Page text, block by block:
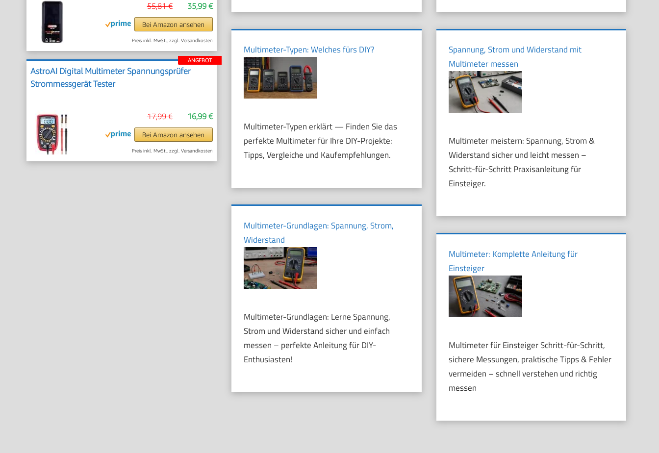
35,99 €
55,81 €
Bei Amazon ansehen
Preis inkl. MwSt., zzgl. Versandkosten
ANGEBOT
AstroAI Digital Multimeter Spannungsprüfer
Strommessgerät Tester
16,99 €
17,99 €
Bei Amazon ansehen
Preis inkl. MwSt., zzgl. Versandkosten
Multimeter-Typen: Welches fürs DIY?
Multimeter-Typen erklärt — Finden Sie das
perfekte Multimeter für Ihre DIY-Projekte:
Tipps, Vergleiche und Kaufempfehlungen.
Multimeter-Grundlagen: Spannung, Strom,
Widerstand
Multimeter-Grundlagen: Lerne Spannung,
Strom und Widerstand sicher und einfach
messen – perfekte Anleitung für DIY-
Enthusiasten!
Spannung, Strom und Widerstand mit
Multimeter messen
Multimeter meistern: Spannung, Strom &
Widerstand sicher und leicht messen –
Schritt-für-Schritt Praxisanleitung für
Einsteiger.
Multimeter: Komplette Anleitung für
Einsteiger
Multimeter für Einsteiger Schritt-für-Schritt,
sichere Messungen, praktische Tipps & Fehler
vermeiden – schnell verstehen und richtig
messen